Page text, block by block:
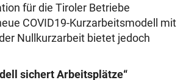
für die Tiroler Betriebe
COVID19-Kurzarbeitsmodell mit
Nullkurzarbeit bietet jedoch
sichert Arbeitsplätze“